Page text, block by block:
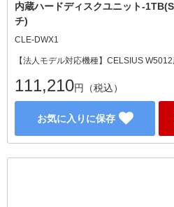
内蔵ハードディスクユニット-
チ)
CLE-DWX1
【法人モデル対応機種】CELSIUS W5012
111,210円（税込）
お気に入りに保存